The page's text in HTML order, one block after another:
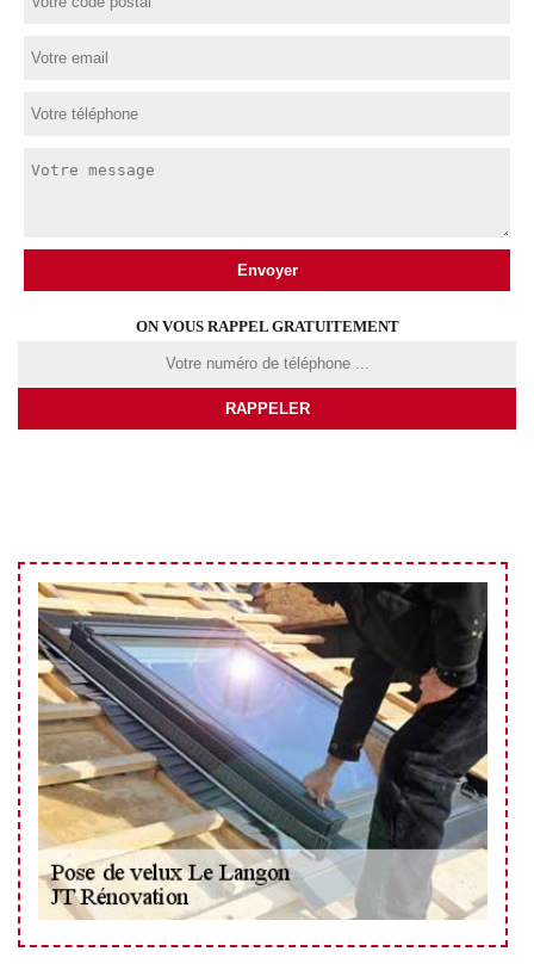
ON VOUS RAPPEL GRATUITEMENT